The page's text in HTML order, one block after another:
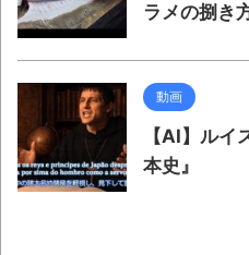
ラメの捌き
動画
【AI】ルイ
本史』